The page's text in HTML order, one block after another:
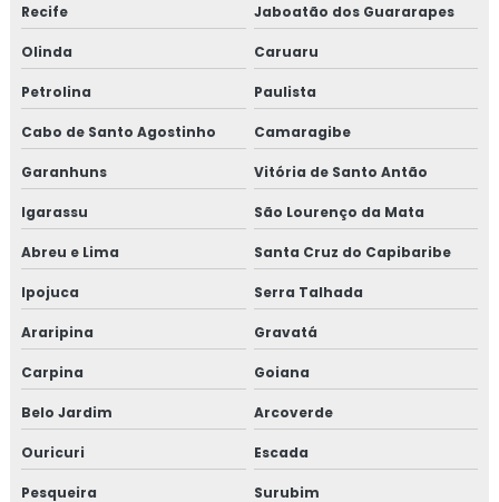
Recife
Jaboatão dos Guararapes
Olinda Caruaru
Petrolina Paulista
Cabo de Santo Agostinho Camaragibe
Garanhuns Vitória de Santo Antão
Igarassu São Lourenço da Mata
Abreu e Lima Santa Cruz do Capibaribe
Ipojuca Serra Talhada
Araripina Gravatá
Carpina Goiana
Belo Jardim Arcoverde
Ouricuri Escada
Pesqueira Surubim